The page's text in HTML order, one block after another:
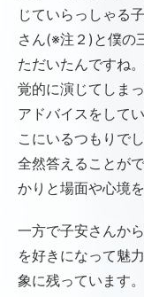
じていらっしゃる
さん(※注２)と僕の
ただいたんですね
覚的に演じてしま
アドバイスをして
こにいるつもりで
全然答えることが
かりと場面や心境
一方で子安さんか
を好きになって魅
象に残っています。